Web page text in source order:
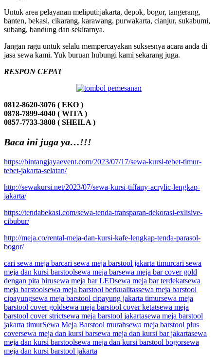
Untuk area pelayanan meliputi:jakarta, depok, bogor, tangerang,
banten, bekasi, cikarang, karawang, purwakarta, cianjur, sukabumi,
subang, bandung dan sekitarnya.
Jangan ragu untuk selalu mempercayakan suksesnya acara anda di
jasa sewa kami. Yuk buruan hubungi kami sekarang juga.
RESPON CEPAT
0812-8620-3076 ( EKO )
0878-7899-4040 ( WITA )
0857-7733-3808 ( SHEILA )
Baca ini juga ya…!!!
https://bintangjayaevent.com/2023/07/17/sewa-kursi-tebet-timur-
tebet-jakarta-selatan/
http://sewakursi.net/2023/07/sewa-kursi-tiffany-acrylic-lengkap-
jakarta/
https://tendabekasi.com/sewa-tenda-transparan-dekorasi-exlisive-
cibubur/
http://meja.co/rental-meja-dan-kursi-kafe-lengkap-tenda-parasol-
bogor/
cari sewa meja barcari sewa meja barstool jakarta timurcari sewa
meja dan kursi barstoolsewa meja barsewa meja bar cover gold
dengan pita birusewa meja bar LEDsewa meja bar terdekatsewa
meja barstoolsewa meja barstool berkualitassewa meja barstool
cipayungsewa meja barstool cipayung jakarta timursewa meja
barstool cover goldsewa meja barstool cover ketatsewa meja
barstool cover strictsewa meja barstool jakartasewa meja barstool
jakarta timurSewa Meja Barstool murahsewa meja barstool plus
coversewa meja dan kursi barsewa meja dan kursi bar jakartasewa
meja dan kursi barstoolsewa meja dan kursi barstool bogorsewa
meja dan kursi barstool jakarta